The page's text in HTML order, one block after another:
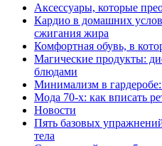
Аксессуары, которые
Кардио в домашних
сжигания жира
Комфортная обувь, в
Магические продукты:
блюдами
Минимализм в
Мода 70-х: как вписать
Новости
Пять базовых
тела